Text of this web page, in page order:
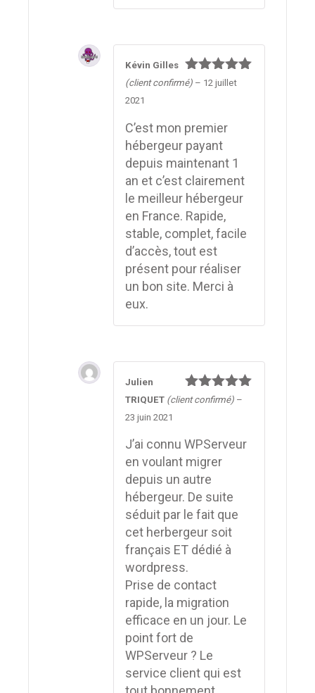
Note5sur
Kévin Gilles
(client confirmé) – 12 juillet
2021
C’est mon premier
hébergeur payant
depuis maintenant 1
an et c’est clairement
le meilleur hébergeur
en France. Rapide,
stable, complet, facile
d’accès, tout est
présent pour réaliser
un bon site. Merci à
eux.
Note5sur
Julien
TRIQUET (client confirmé) –
23 juin 2021
J’ai connu WPServeur
en voulant migrer
depuis un autre
hébergeur. De suite
séduit par le fait que
cet herbergeur soit
français ET dédié à
wordpress.
Prise de contact
rapide, la migration
efficace en un jour. Le
point fort de
WPServeur ? Le
service client qui est